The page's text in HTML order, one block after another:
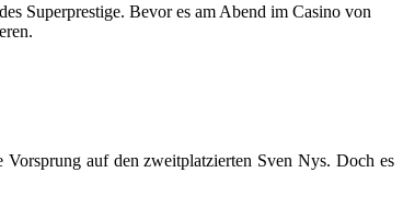
Superprestige. Bevor es am Abend im Casino von
Vorsprung auf den zweitplatzierten Sven Nys. Doch es